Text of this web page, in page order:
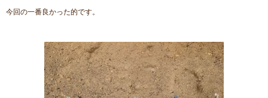
今回の一番良かった的です。